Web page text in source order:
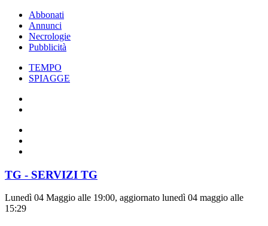
Abbonati
Annunci
Necrologie
Pubblicità
TEMPO
SPIAGGE
TG - SERVIZI TG
Lunedì 04 Maggio alle 19:00, aggiornato lunedì 04 maggio alle
15:29